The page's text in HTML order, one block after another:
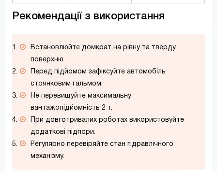
Рекомендації з використання
Встановлюйте домкрат на рівну та тверду
поверхню.
Перед підйомом зафіксуйте автомобіль
стоянковим гальмом.
Не перевищуйте максимальну
вантажопідйомність 2 т.
При довготривалих роботах використовуйте
додаткові підпори.
Регулярно перевіряйте стан гідравлічного
механізму.